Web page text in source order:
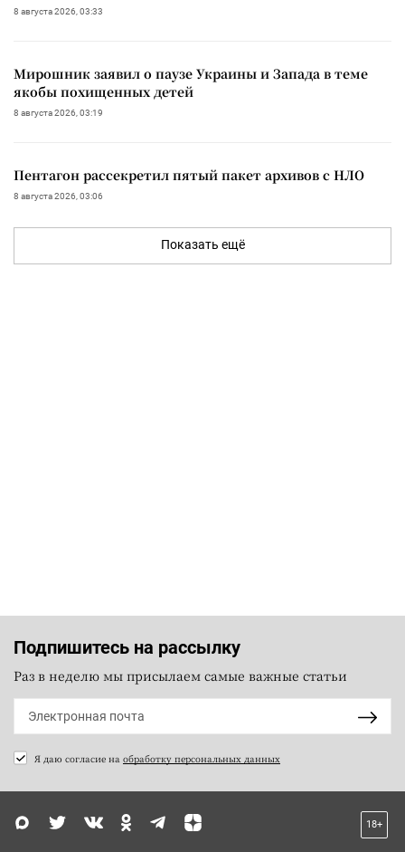
8 августа 2026, 03:33
Мирошник заявил о паузе Украины и Запада в теме
якобы похищенных детей
8 августа 2026, 03:19
Пентагон рассекретил пятый пакет архивов с НЛО
8 августа 2026, 03:06
Показать ещё
Подпишитесь на рассылку
Раз в неделю мы присылаем самые важные статьи
Я даю согласие на обработку персональных данных
18+